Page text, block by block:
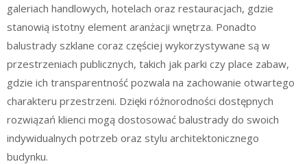
galeriach handlowych, hotelach oraz restauracjach, gdzie
stanowią istotny element aranżacji wnętrza. Ponadto
balustrady szklane coraz częściej wykorzystywane są w
przestrzeniach publicznych, takich jak parki czy place zabaw,
gdzie ich transparentność pozwala na zachowanie otwartego
charakteru przestrzeni. Dzięki różnorodności dostępnych
rozwiązań klienci mogą dostosować balustrady do swoich
indywidualnych potrzeb oraz stylu architektonicznego
budynku.